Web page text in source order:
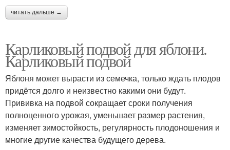
читать дальше →
Карликовый подвой для яблони.
Карликовый подвой
Яблоня может вырасти из семечка, только ждать плодов
придётся долго и неизвестно какими они будут.
Прививка на подвой сокращает сроки получения
полноценного урожая, уменьшает размер растения,
изменяет зимостойкость, регулярность плодоношения и
многие другие качества будущего дерева.